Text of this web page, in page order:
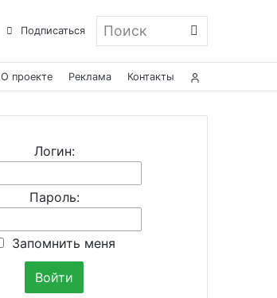
Подписаться Поиск
О проекте Реклама Контакты
Логин:
Пароль:
Запомнить меня